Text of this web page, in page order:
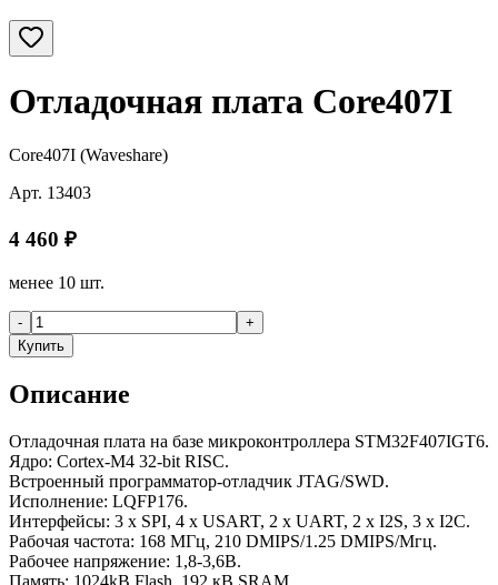
Отладочная плата Core407I
Core407I (Waveshare)
Арт. 13403
4 460 ₽
менее 10 шт.
-
+
Купить
Описание
Отладочная плата на базе микроконтроллера STM32F407IGT6.
Ядро: Cortex-M4 32-bit RISC.
Встроенный программатор-отладчик JTAG/SWD.
Исполнение: LQFP176.
Интерфейсы: 3 x SPI, 4 х USART, 2 х UART, 2 х I2S, 3 х I2C.
Рабочая частота: 168 МГц, 210 DMIPS/1.25 DMIPS/Мгц.
Рабочее напряжение: 1,8-3,6В.
Память: 1024kB Flash, 192 кВ SRAM.